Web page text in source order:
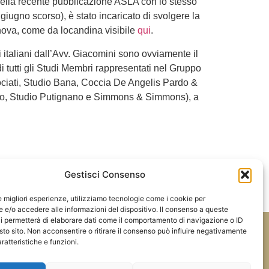
Gestisci Consenso
migliori esperienze, utilizziamo tecnologie come i cookie per
e/o accedere alle informazioni del dispositivo. Il consenso a queste
permetterà di elaborare dati come il comportamento di navigazione o ID
sito. Non acconsentire o ritirare il consenso può influire negativamente
e funzioni.
scorso), è stato incaricato di svolgere la
come da locandina visibile qui.
dall’Avv. Giacomini sono ovviamente il
gli Studi Membri rappresentati nel Gruppo
Studio Bana, Coccia De Angelis Pardo &
Studio Putignano e Simmons & Simmons), a
ASLA partner delle Istituzioni per la qualità degli Studi
Tel: 348.7530626